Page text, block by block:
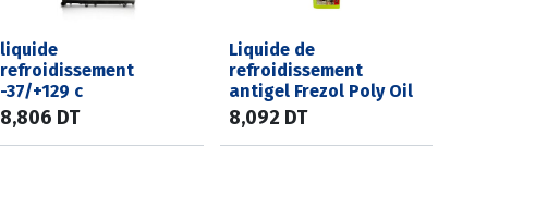
liquide
refroidissement
-37/+129 c
8,806 DT
Liquide de
refroidissement
antigel Frezol Poly Oil
8,092 DT